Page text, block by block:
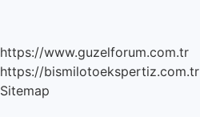
https://www.guzelforum.com.tr
https://bismilotoekspertiz.com.tr
Sitemap